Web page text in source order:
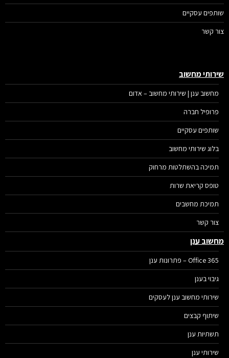
עסקיים
קשר
מחשוב
מחשוב ענן | שירותי מחשוב – אדום
פרופיל חברה
שותפים עסקיים
בלוג שירותי מחשוב
תמיכה בהשתלטות מרחוק
טופס קריאת שרות
תמיכת מחשבים
צור קשר
ענן
Office 365 – פתרונות ענן
גיבוי בענן
שירותי מחשוב ענן לעסקים
שיתוף קבצים
תשתיות ענן
שירותי ענן